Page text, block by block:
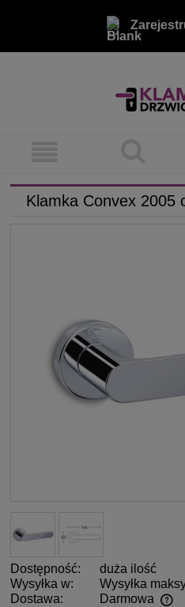
Klamka Convex 2005
Dostępność:
duża ilość
Wysyłka w:
Wysyłka
Dostawa:
Darmowa